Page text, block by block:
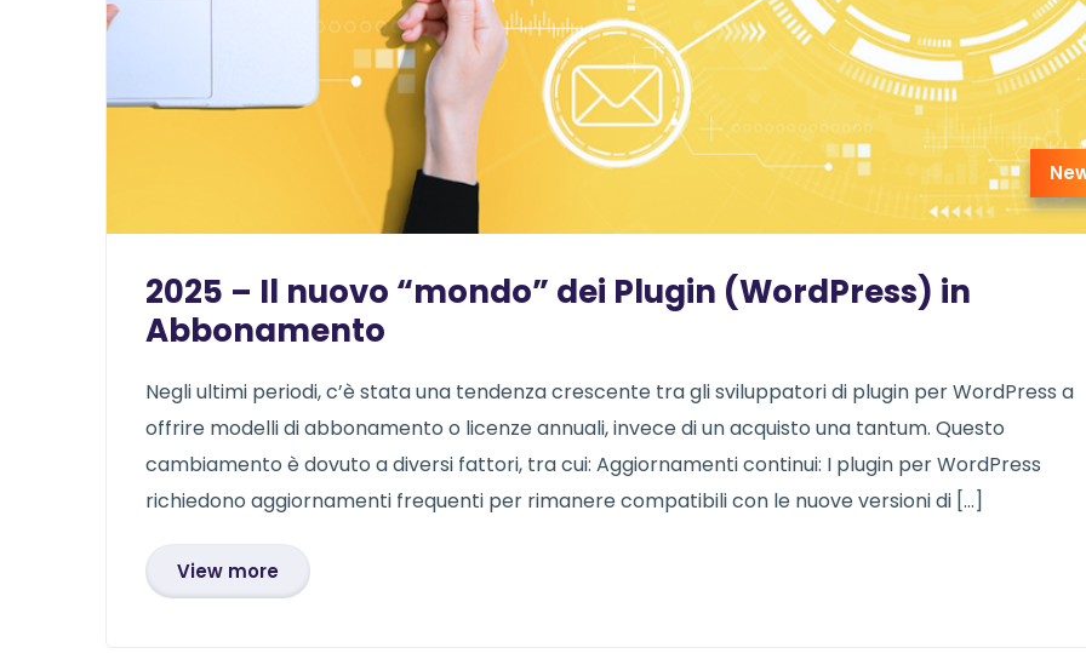
2025 – Il nuovo “mondo” dei Plugin (WordPress) in
Abbonamento
Negli ultimi periodi, c’è stata una tendenza crescente tra gli sviluppatori di plugin per WordPress a
offrire modelli di abbonamento o licenze annuali, invece di un acquisto una tantum. Questo
cambiamento è dovuto a diversi fattori, tra cui: Aggiornamenti continui: I plugin per WordPress
richiedono aggiornamenti frequenti per rimanere compatibili con le nuove versioni di […]
View more